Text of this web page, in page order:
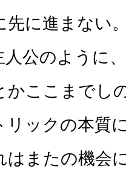
先に進まない
公のように
かここまでし
リックの本質
はまたの機会